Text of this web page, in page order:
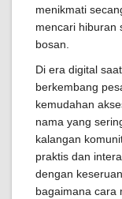
menikmati
mencari hiburan
bosan.
Di era digital
berkembang
kemudahan
nama yang
kalangan
praktis dan
dengan
bagaimana cara